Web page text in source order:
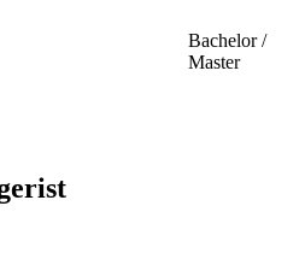
Bachelor /
Master